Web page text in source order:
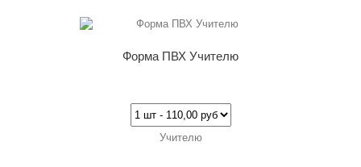
Форма ПВХ Учителю
Учителю